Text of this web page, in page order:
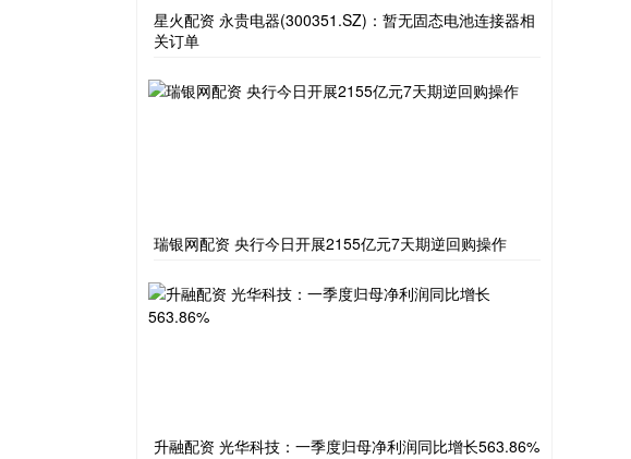
星火配资 永贵电器(300351.SZ)：暂无固态电池连接器相
关订单
瑞银网配资 央行今日开展2155亿元7天期逆回购操作
升融配资 光华科技：一季度归母净利润同比增长563.86%